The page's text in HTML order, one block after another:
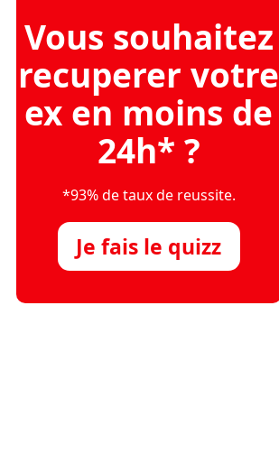
Vous souhaitez
recuperer votre
ex en moins de
24h* ?
*93% de taux de reussite.
Je fais le quizz